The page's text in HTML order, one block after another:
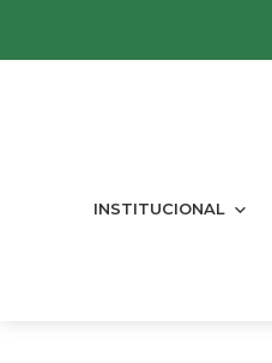
INSTITUCIONAL